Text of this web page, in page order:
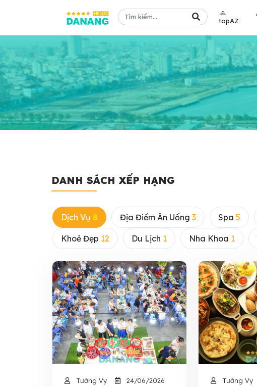
topAZ
DANH SÁCH XẾP HẠNG
Dịch Vụ 8 Địa Điểm Ăn Uống 3 Spa 5
Khoẻ Đẹp 12 Du Lịch 1 Nha Khoa 1
Tường Vy 24/06/2026 Tường Vy